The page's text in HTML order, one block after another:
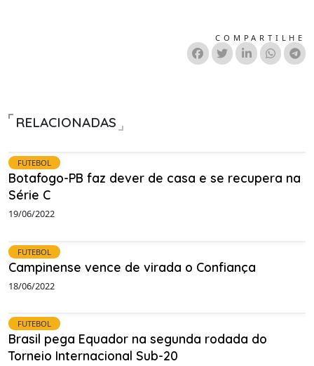
COMPARTILHE
RELACIONADAS
FUTEBOL
Botafogo-PB faz dever de casa e se recupera na
Série C
19/06/2022
FUTEBOL
Campinense vence de virada o Confiança
18/06/2022
FUTEBOL
Brasil pega Equador na segunda rodada do
Torneio Internacional Sub-20